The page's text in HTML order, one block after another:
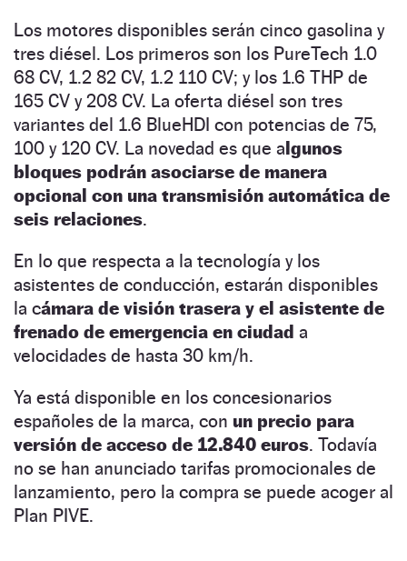
Los motores disponibles serán cinco gasolina y
tres diésel. Los primeros son los PureTech 1.0
68 CV, 1.2 82 CV, 1.2 110 CV; y los 1.6 THP de
165 CV y 208 CV. La oferta diésel son tres
variantes del 1.6 BlueHDI con potencias de 75,
100 y 120 CV. La novedad es que algunos
bloques podrán asociarse de manera
opcional con una transmisión automática de
seis relaciones.
En lo que respecta a la tecnología y los
asistentes de conducción, estarán disponibles
la cámara de visión trasera y el asistente de
frenado de emergencia en ciudad a
velocidades de hasta 30 km/h.
Ya está disponible en los concesionarios
españoles de la marca, con un precio para
versión de acceso de 12.840 euros. Todavía
no se han anunciado tarifas promocionales de
lanzamiento, pero la compra se puede acoger al
Plan PIVE.